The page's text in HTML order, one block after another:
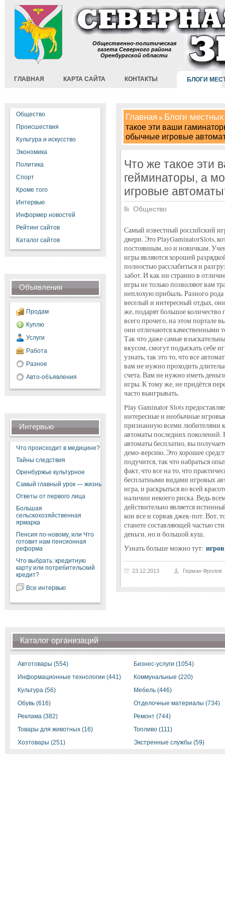
Общественно-политическая
газета Северного района
Оренбургской области
ГЛАВНАЯ КАРТА САЙТА КОНТАКТЫ БЛОГИ
Общество
Происшествия
Культура и искусство
Экономика
Политика
Спорт
Кроме того
Интервью
Информер новостей
Рейтинг сайтов
Каталог сайтов
Объявления
Продам
Куплю
Услуги
Работа
Разное
Авто-объявления
Интервью
Что происходит в медицине?
Тайны следствия
Оренбуржье культурное
Самый главный урок — жизнь
Ответы от первого лица
Большая
сельскохозяйственная
ярмарка
Пенсия по-новому, или Что
готовит нам пенсионная
реформа
Что выбрать: кредитную
карту или потребительский
кредит?
Все интервью
Главная Блоги
такое эти ваши
обычные игровые
Что же такое эти
гейминаторы, а
игровые
Общество
Самый известный российский
двери. Это PlayGaminatorSlots,
постоянным, но и новичкам.
игры являются хорошей
полностью расслабиться и
забот. И как ни странно в
игры не только позволяют вам
неплохую прибыль. Разного
веселый и интересный отдых,
же, подарят большое
всего прочего, на этом портале
они отличаются качественными
Так что даже самые
вкусом, смогут подыскать себе
узнать, так это то, что все
вам не нужно проходить
счета. Вам не нужно иметь
игры. К тому же, не придётся
часто выигрывать.
Play Gaminator Slots
интересные и необычные
признанную всеми любителями
автоматы последних
автоматы бесплатно, вы
демо-версию. Это хорошее
подучится, так что набраться
факт, что все на то, что
бесплатными видами игровых
игра, и раскрыться во всей
наличии некоего риска. Ведь
действительно является
кон все и сорвав джек-пот. Вот,
станете составляющей частью
деньги, но и большой куш.
Узнать больше можно тут:
23.12.2013 Герман Фролов
Каталог организаций
Автотовары (554)
Бизнес-услуги (1054)
Информационные технологии (441)
Коммунальные (220)
Культура (56)
Мебель (446)
Обувь (616)
Отделочные материалы (734)
Реклама (382)
Ремонт (744)
Товары для животных (16)
Топливо (111)
Хозтовары (251)
Экстренные службы (59)